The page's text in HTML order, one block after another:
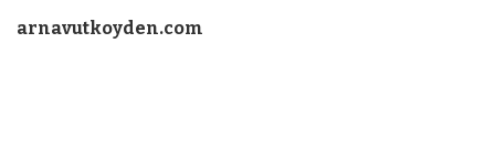
arnavutkoyden.com